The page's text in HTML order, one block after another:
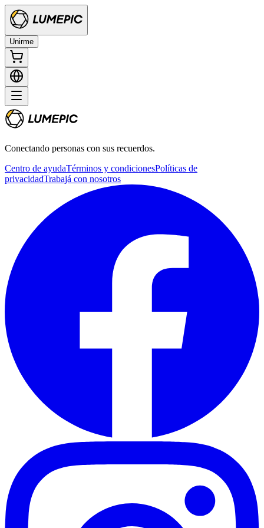
Unirme
Conectando personas con sus recuerdos.
Centro de ayudaTérminos y condicionesPolíticas de
privacidadTrabajá con nosotros